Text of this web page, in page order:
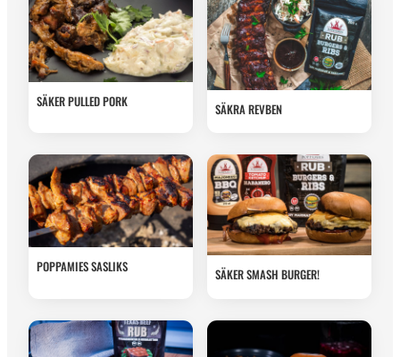
SÄKER PULLED PORK SÄKRA REVBEN
POPPAMIES SASLIKS
SÄKER SMASH BURGER!